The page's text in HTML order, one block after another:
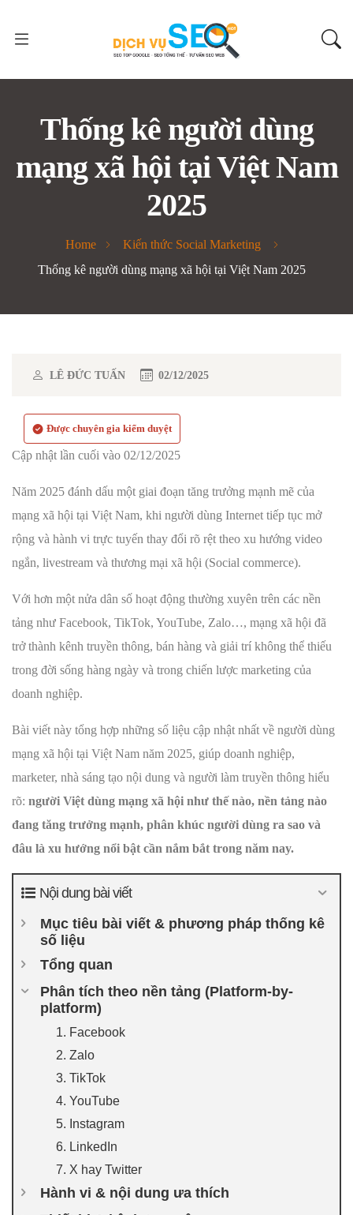
Thống kê người dùng
mạng xã hội tại Việt Nam
2025
Home
Kiến thức Social Marketing
Thống kê người dùng mạng xã hội tại Việt Nam 2025
LÊ ĐỨC TUẤN 02/12/2025
Được chuyên gia kiểm duyệt
Cập nhật lần cuối vào 02/12/2025
Năm 2025 đánh dấu một giai đoạn tăng trưởng mạnh mẽ của
mạng xã hội tại Việt Nam, khi người dùng Internet tiếp tục mở
rộng và hành vi trực tuyến thay đổi rõ rệt theo xu hướng video
ngắn, livestream và thương mại xã hội (Social commerce).
Với hơn một nửa dân số hoạt động thường xuyên trên các nền
tảng như Facebook, TikTok, YouTube, Zalo…, mạng xã hội đã
trở thành kênh truyền thông, bán hàng và giải trí không thể thiếu
trong đời sống hàng ngày và trong chiến lược marketing của
doanh nghiệp.
Bài viết này tổng hợp những số liệu cập nhật nhất về người dùng
mạng xã hội tại Việt Nam năm 2025, giúp doanh nghiệp,
marketer, nhà sáng tạo nội dung và người làm truyền thông hiểu
rõ: người Việt dùng mạng xã hội như thế nào, nền tảng nào
đang tăng trưởng mạnh, phân khúc người dùng ra sao và
đâu là xu hướng nổi bật cần nắm bắt trong năm nay.
Nội dung bài viết
Mục tiêu bài viết & phương pháp thống kê
số liệu
Tổng quan
Phân tích theo nền tảng (Platform-by-
platform)
1. Facebook
2. Zalo
3. TikTok
4. YouTube
5. Instagram
6. LinkedIn
7. X hay Twitter
Hành vi & nội dung ưa thích